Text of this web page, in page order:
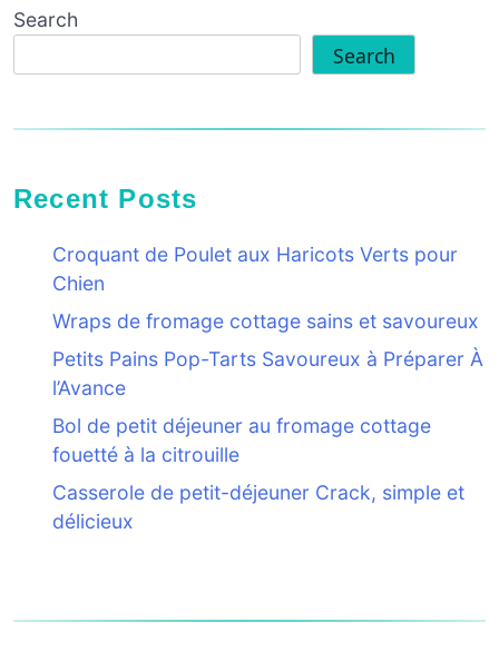
Search
Search
Recent Posts
Croquant de Poulet aux Haricots Verts pour
Chien
Wraps de fromage cottage sains et savoureux
Petits Pains Pop-Tarts Savoureux à Préparer À
l’Avance
Bol de petit déjeuner au fromage cottage
fouetté à la citrouille
Casserole de petit-déjeuner Crack, simple et
délicieux